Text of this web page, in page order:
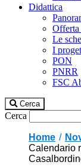
Didattica
Offerta
Le
I
PON
PNRR
FSC
Cerca
Cerca
Home
Calendario